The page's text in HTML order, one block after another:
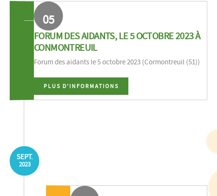
05
FORUM DES AIDANTS, LE 5 OCTOBRE 2023 À
CONMONTREUIL
Forum des aidants le 5 octobre 2023 (Cormontreuil (51))
PLUS D'INFORMATIONS
SEPT.
2023